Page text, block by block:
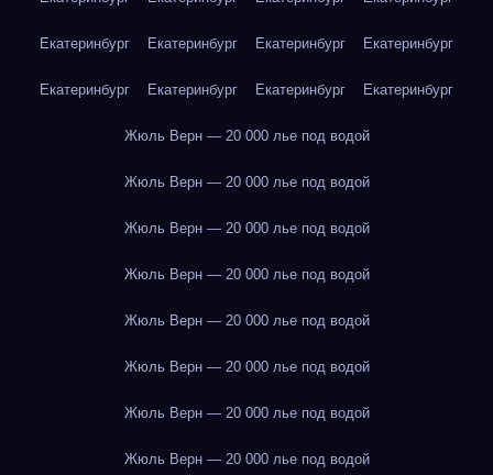
Екатеринбург Екатеринбург Екатеринбург Екатеринбург
Екатеринбург Екатеринбург Екатеринбург Екатеринбург
Жюль Верн — 20 000 лье под водой
Жюль Верн — 20 000 лье под водой
Жюль Верн — 20 000 лье под водой
Жюль Верн — 20 000 лье под водой
Жюль Верн — 20 000 лье под водой
Жюль Верн — 20 000 лье под водой
Жюль Верн — 20 000 лье под водой
Жюль Верн — 20 000 лье под водой